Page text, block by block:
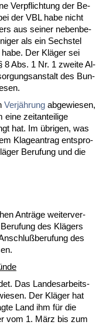
Ver­pflich­tung der Be­
der VBL ha­be nicht
aus sei­ner ne­ben­be­
als ein Sechs­tel
Der Kläger sei
8 Abs. 1 Nr. 1 zwei­te Al­
des Bun­
Verjährung ab­ge­wie­sen,
ei­ne zeit­an­tei­li­ge
hat. Im übri­gen, was
Kla­ge­an­trag ent­spro­
Be­ru­fung und die
Anträge wei­ter­ver­
des Klägers
des
Das Lan­des­ar­beits­
Der Kläger hat
Land ihm für die
vom 1. März bis zum